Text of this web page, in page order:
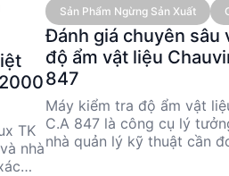
TK
nhà
Sản Phẩm Ngừng Sản Xuất
Đánh giá chuyên sâu
độ ẩm vật liệu
847
Máy kiểm tra độ ẩm vật
C.A 847 là công cụ lý
nhà quản lý kỹ thuật cần